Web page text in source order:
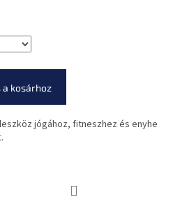
a kosárhoz
jógához, fitneszhez és enyhe